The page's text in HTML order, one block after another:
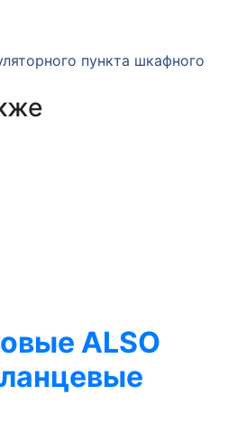
пункта шкафного
ALSO